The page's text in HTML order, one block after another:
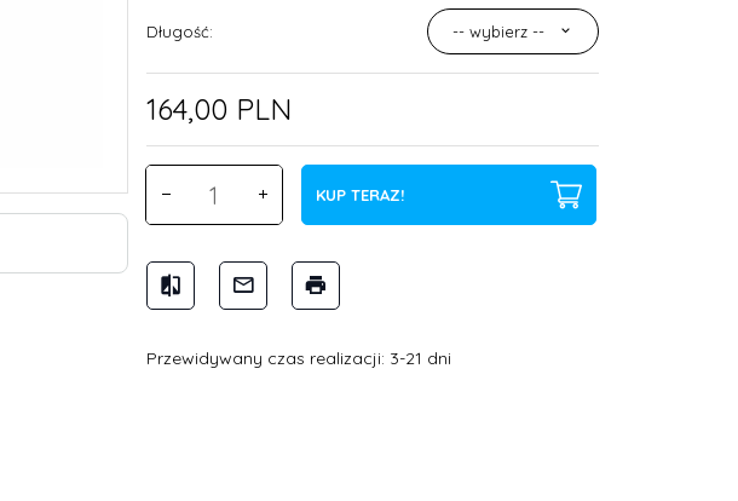
Długość: -- wybierz --
164,00 PLN
KUP TERAZ!
Przewidywany czas realizacji: 3-21 dni